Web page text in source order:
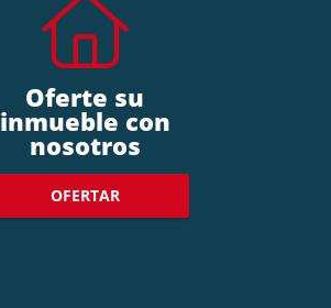
Oferte su
inmueble con
nosotros
OFERTAR